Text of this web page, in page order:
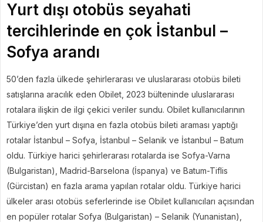
Yurt dışı otobüs seyahati
tercihlerinde en çok İstanbul –
Sofya arandı
50’den fazla ülkede şehirlerarası ve uluslararası otobüs bileti
satışlarına aracılık eden Obilet, 2023 bülteninde uluslararası
rotalara ilişkin de ilgi çekici veriler sundu. Obilet kullanıcılarının
Türkiye’den yurt dışına en fazla otobüs bileti araması yaptığı
rotalar İstanbul – Sofya, İstanbul – Selanik ve İstanbul – Batum
oldu. Türkiye harici şehirlerarası rotalarda ise Sofya-Varna
(Bulgaristan), Madrid-Barselona (İspanya) ve Batum-Tiflis
(Gürcistan) en fazla arama yapılan rotalar oldu. Türkiye harici
ülkeler arası otobüs seferlerinde ise Obilet kullanıcıları açısından
en popüler rotalar Sofya (Bulgaristan) – Selanik (Yunanistan),